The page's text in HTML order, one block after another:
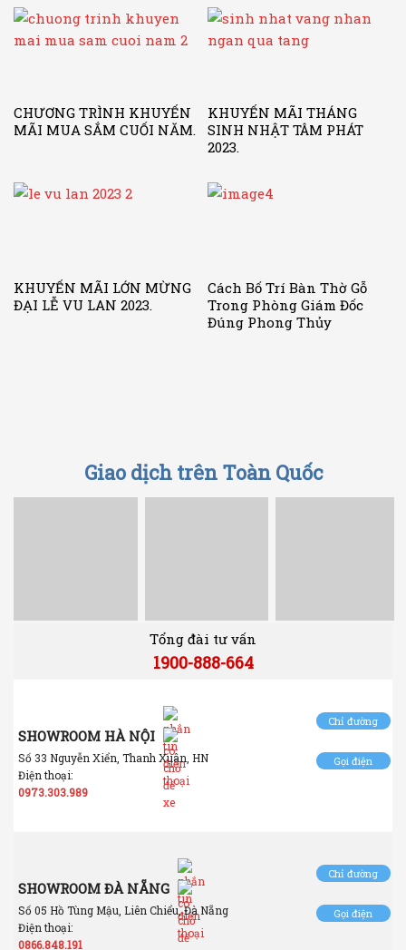
CHƯƠNG TRÌNH KHUYẾN
MÃI MUA SẮM CUỐI NĂM.
KHUYẾN MÃI THÁNG
SINH NHẬT TÂM PHÁT
2023.
KHUYẾN MÃI LỚN MỪNG
ĐẠI LỄ VU LAN 2023.
Cách Bố Trí Bàn Thờ Gỗ
Trong Phòng Giám Đốc
Đúng Phong Thủy
Giao dịch trên Toàn Quốc
Tổng đài tư vấn
1900-888-664
SHOWROOM HÀ NỘI
Số 33 Nguyễn Xiển, Thanh Xuân, HN
Điện thoại:
0973.303.989
Chỉ đường
Gọi điện
SHOWROOM ĐÀ NẴNG
Số 05 Hồ Tùng Mậu, Liên Chiểu, Đà Nẵng
Điện thoại:
0866.848.191
Chỉ đường
Gọi điện